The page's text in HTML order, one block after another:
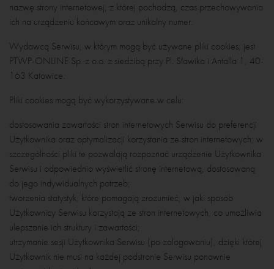
nazwę strony internetowej, z której pochodzą, czas przechowywania
ich na urządzeniu końcowym oraz unikalny numer.
Wydawcą Serwisu, w którym mogą być używane pliki cookies, jest
PTWP-ONLINE Sp. z o.o. z siedzibą przy Pl. Sławika i Antalla 1, 40-
163 Katowice.
Pliki cookies mogą być wykorzystywane w celu:
dostosowania zawartości stron internetowych Serwisu do preferencji
Użytkownika oraz optymalizacji korzystania ze stron internetowych; w
szczególności pliki te pozwalają rozpoznać urządzenie Użytkownika
Serwisu i odpowiednio wyświetlić stronę internetową, dostosowaną
do jego indywidualnych potrzeb;
tworzenia statystyk, które pomagają zrozumieć, w jaki sposób
Użytkownicy Serwisu korzystają ze stron internetowych, co umożliwia
ulepszanie ich struktury i zawartości;
utrzymanie sesji Użytkownika Serwisu (po zalogowaniu), dzięki której
Użytkownik nie musi na każdej podstronie Serwisu ponownie